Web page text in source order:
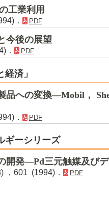
工業利用
． PDF
今後の展望
． PDF
済」
品への変換―Mobil，
． PDF
ギーシリーズ
開発―Pd三元触媒及び
，601 (1994)． PDF